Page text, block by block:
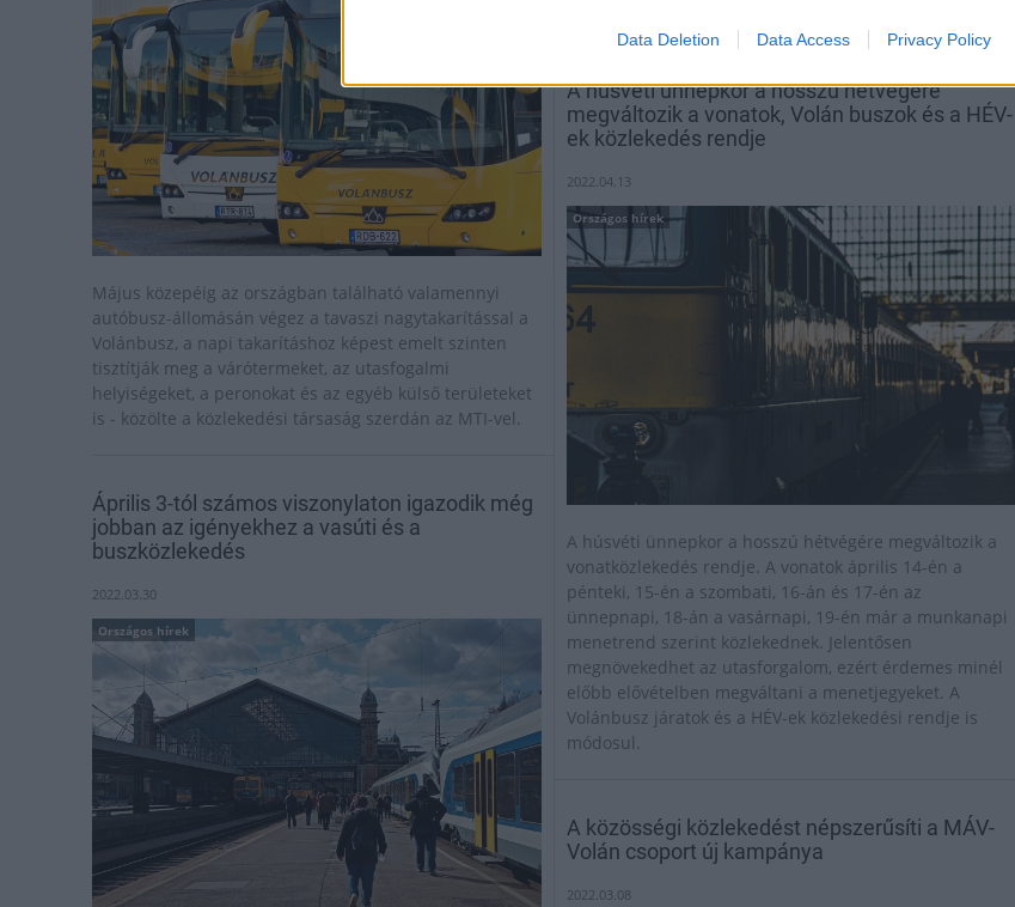
Data Deletion Data Access Privacy Policy
Május közepéig az országban található valamennyi
autóbusz-állomásán végez a tavaszi nagytakarítással a
Volánbusz, a napi takarításhoz képest emelt szinten
tisztítják meg a várótermeket, az utasfogalmi
helyiségeket, a peronokat és az egyéb külső területeket
is - közölte a közlekedési társaság szerdán az MTI-vel.
Április 3-tól számos viszonylaton igazodik még
jobban az igényekhez a vasúti és a
buszközlekedés
2022.03.30
Országos hírek
A húsvéti ünnepkor a hosszú hétvégére
megváltozik a vonatok, Volán buszok és a HÉV-
ek közlekedés rendje
2022.04.13
Országos hírek
A húsvéti ünnepkor a hosszú hétvégére megváltozik a
vonatközlekedés rendje. A vonatok április 14-én a
pénteki, 15-én a szombati, 16-án és 17-én az
ünnepnapi, 18-án a vasárnapi, 19-én már a munkanapi
menetrend szerint közlekednek. Jelentősen
megnövekedhet az utasforgalom, ezért érdemes minél
előbb elővételben megváltani a menetjegyeket. A
Volánbusz járatok és a HÉV-ek közlekedési rendje is
módosul.
A közösségi közlekedést népszerűsíti a MÁV-
Volán csoport új kampánya
2022.03.08